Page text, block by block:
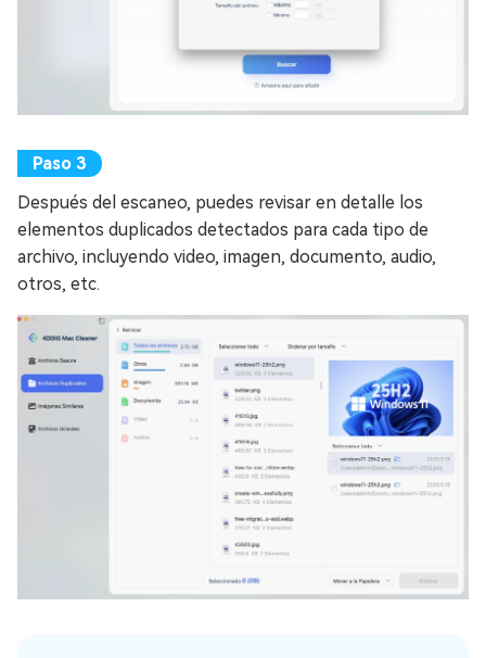
Después del escaneo, puedes revisar en detalle los
elementos duplicados detectados para cada tipo de
archivo, incluyendo video, imagen, documento, audio,
otros, etc.